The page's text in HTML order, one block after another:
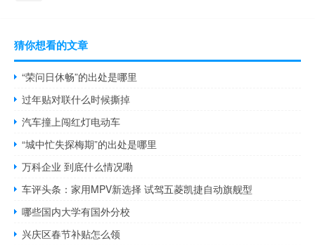
猜你想看的文章
“荣问日休畅”的出处是哪里
过年贴对联什么时候撕掉
汽车撞上闯红灯电动车
“城中忙失探梅期”的出处是哪里
万科企业 到底什么情况嘞
车评头条：家用MPV新选择 试驾五菱凯捷自动旗舰型
哪些国内大学有国外分校
兴庆区春节补贴怎么领